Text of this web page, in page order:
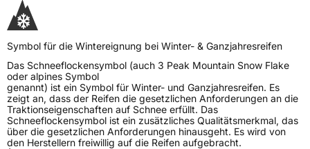
Symbol für die Wintereignung bei Winter- & Ganzjahresreifen
Das Schneeflockensymbol (auch 3 Peak Mountain Snow Flake
oder alpines Symbol
genannt) ist ein Symbol für Winter- und Ganzjahresreifen. Es
zeigt an, dass der Reifen die gesetzlichen Anforderungen an die
Traktionseigenschaften auf Schnee erfüllt. Das
Schneeflockensymbol ist ein zusätzliches Qualitätsmerkmal, das
über die gesetzlichen Anforderungen hinausgeht. Es wird von
den Herstellern freiwillig auf die Reifen aufgebracht.